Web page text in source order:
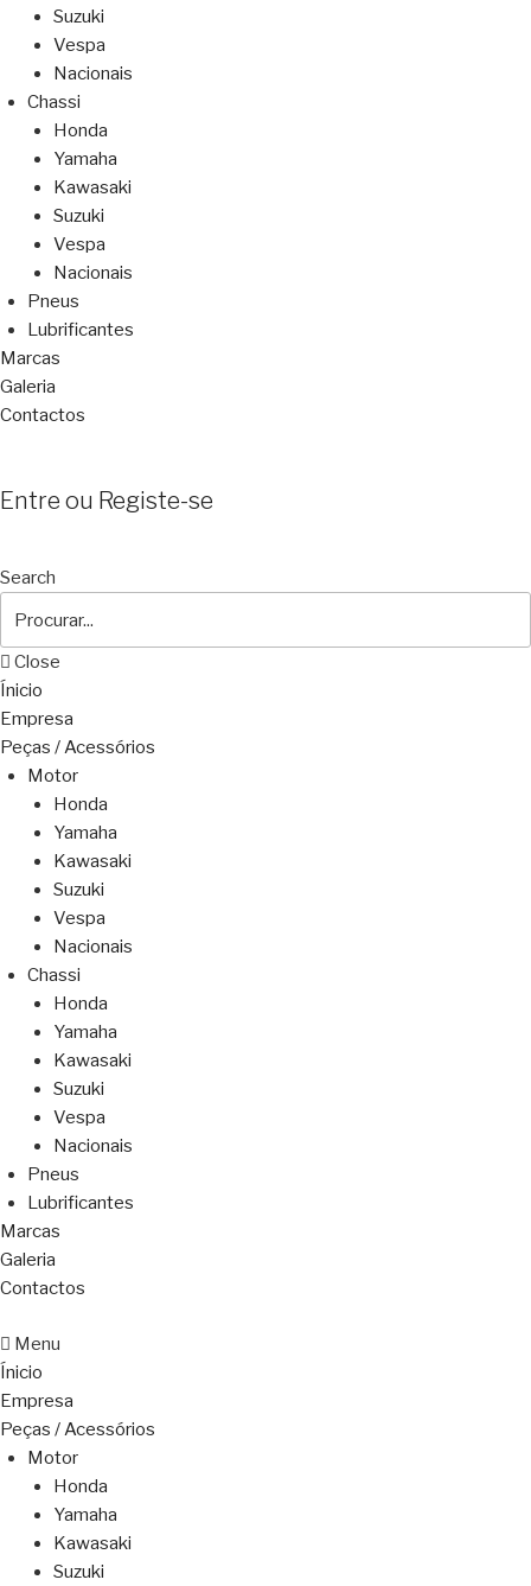
Suzuki
Vespa
Nacionais
Chassi
Honda
Yamaha
Kawasaki
Suzuki
Vespa
Nacionais
Pneus
Lubrificantes
Marcas
Galeria
Contactos
Entre ou Registe-se
Search
Close
Ínicio
Empresa
Peças / Acessórios
Motor
Honda
Yamaha
Kawasaki
Suzuki
Vespa
Nacionais
Chassi
Honda
Yamaha
Kawasaki
Suzuki
Vespa
Nacionais
Pneus
Lubrificantes
Marcas
Galeria
Contactos
Menu
Ínicio
Empresa
Peças / Acessórios
Motor
Honda
Yamaha
Kawasaki
Suzuki